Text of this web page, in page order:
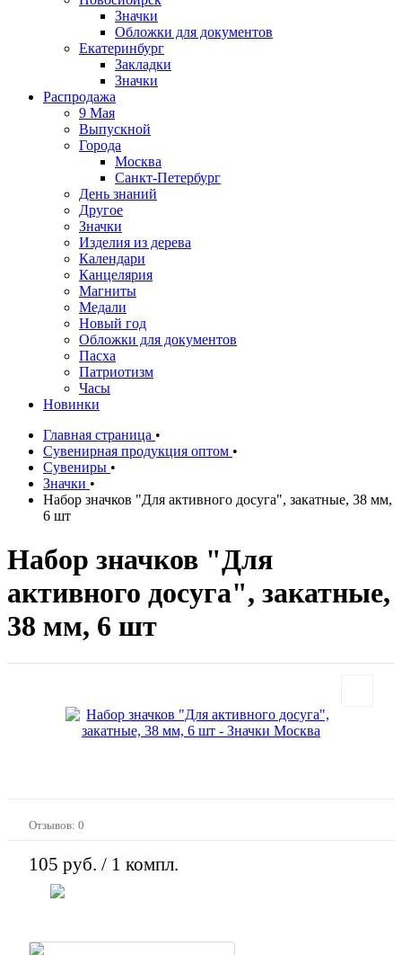
Значки
Обложки для документов
Екатеринбург
Закладки
Значки
Распродажа
9 Мая
Выпускной
Города
Москва
Санкт-Петербург
День знаний
Другое
Значки
Изделия из дерева
Календари
Канцелярия
Магниты
Медали
Новый год
Обложки для документов
Пасха
Патриотизм
Часы
Новинки
Главная страница •
Сувенирная продукция оптом •
Сувениры •
Значки •
Набор значков "Для активного досуга", закатные, 38 мм,
6 шт
Набор значков "Для
активного досуга", закатные,
38 мм, 6 шт
Отзывов: 0
105 руб. / 1 компл.